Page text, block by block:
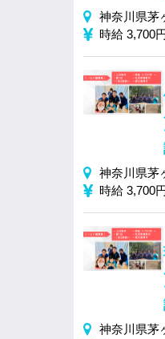
神奈川県茅
時給 3,700
神奈川県茅
時給 3,700
神奈川県茅